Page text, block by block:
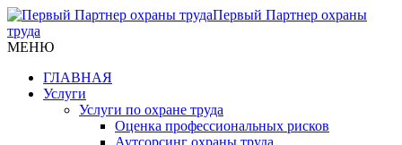
Первый Партнер охраны
труда
МЕНЮ
ГЛАВНАЯ
Услуги
Услуги по охране труда
Оценка профессиональных рисков
Аутсорсинг охраны труда